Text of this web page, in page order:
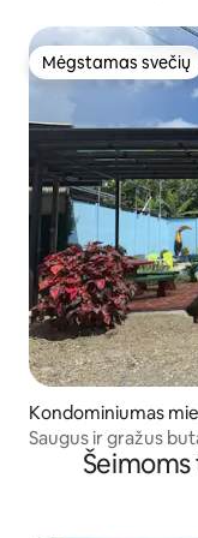
Mėgstamas svečių
Mėgstamas svečių
Kondominiumas
al
Saugus ir gražus